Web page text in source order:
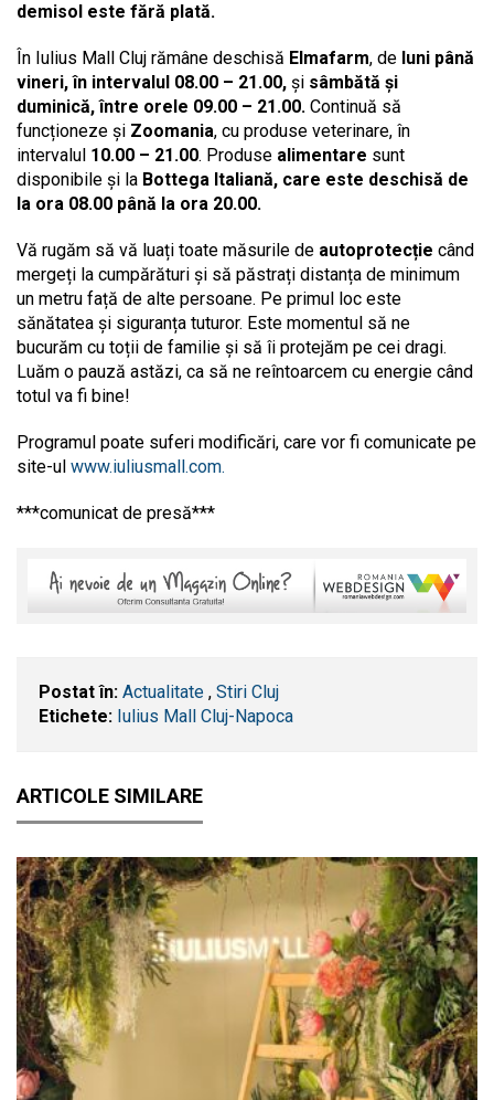
demisol este fără plată.
În Iulius Mall Cluj rămâne deschisă Elmafarm, de luni până
vineri, în intervalul 08.00 – 21.00, și sâmbătă și
duminică, între orele 09.00 – 21.00. Continuă să
funcționeze și Zoomania, cu produse veterinare, în
intervalul 10.00 – 21.00. Produse alimentare sunt
disponibile și la Bottega Italiană, care este deschisă de
la ora 08.00 până la ora 20.00.
Vă rugăm să vă luați toate măsurile de autoprotecție când
mergeți la cumpărături și să păstrați distanța de minimum
un metru față de alte persoane. Pe primul loc este
sănătatea și siguranța tuturor. Este momentul să ne
bucurăm cu toții de familie și să îi protejăm pe cei dragi.
Luăm o pauză astăzi, ca să ne reîntoarcem cu energie când
totul va fi bine!
Programul poate suferi modificări, care vor fi comunicate pe
site-ul www.iuliusmall.com.
***comunicat de presă***
Postat în: Actualitate , Stiri Cluj
Etichete: Iulius Mall Cluj-Napoca
ARTICOLE SIMILARE